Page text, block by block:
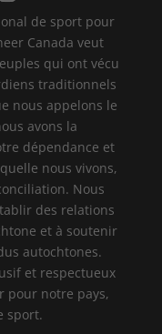
de sport pour
Canada veut
qui ont vécu
traditionnels
nous appelons le
avons la
dépendance et
nous vivons,
Nous
des relations
et à soutenir
autochtones.
et respectueux
pour notre pays,
sport.